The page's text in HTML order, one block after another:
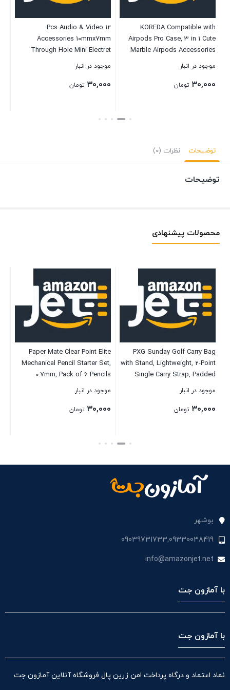
KOREDA Compatible with
Airpods Pro Case, 3 in 1 Cute
Marble Airpods Accessories
Girls Men with Keychain for
موجود در انبار
۳۰,۰۰۰ تومان
12 Pcs Audio & Video
Accessories 10mmx7mm
Through Hole Mini Electret
موجود در انبار
۳۰,۰۰۰ تومان
بستن
توضیحات نظرات (0)
توضیحات
محصولات پیشنهادی
PXG Sunday Golf Carry Bag
with Stand, Lightweight, 2-Point
Single Carry Strap, Padded
Back Panel, 6 Total Pockets
موجود در انبار
۳۰,۰۰۰ تومان
Paper Mate Clear Point Elite
Mechanical Pencil Starter Set,
0.7mm, Pack of 6 Pencils
(Colors Will Vary), 3 Lead
Clearpoint Color Mechanical
موجود در انبار
۳۰,۰۰۰ تومان
بستن
بوشهر
09039731733,09330038419
info@amazonjet.net
با آمازون جت
با آمازون جت
نماد اعتماد و درگاه پرداخت امن زرین پال فروشگاه آنلاین آمازون جت